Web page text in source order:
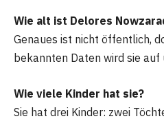
Wie alt ist Delores
Genaues ist nicht öffentlich,
bekannten Daten wird sie
Wie viele Kinder hat sie?
Sie hat drei Kinder: zwei